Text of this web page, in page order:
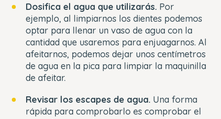
Dosifica el agua que utilizarás. Por
ejemplo, al limpiarnos los dientes podemos
optar para llenar un vaso de agua con la
cantidad que usaremos para enjuagarnos. Al
afeitarnos, podemos dejar unos centímetros
de agua en la pica para limpiar la maquinilla
de afeitar.
Revisar los escapes de agua. Una forma
rápida para comprobarlo es comprobar el